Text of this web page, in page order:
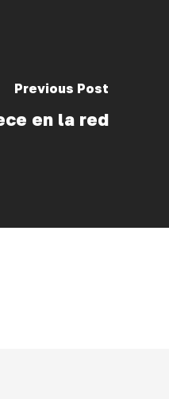
Previous Post
en la red